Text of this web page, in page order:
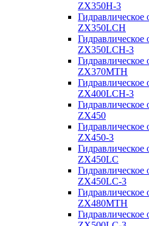
ZX350H-3
Гидравлическое
ZX350LCH
Гидравлическое
ZX350LCH-3
Гидравлическое
ZX370MTH
Гидравлическое
ZX400LCH-3
Гидравлическое
ZX450
Гидравлическое
ZX450-3
Гидравлическое
ZX450LC
Гидравлическое
ZX450LC-3
Гидравлическое
ZX480MTH
Гидравлическое